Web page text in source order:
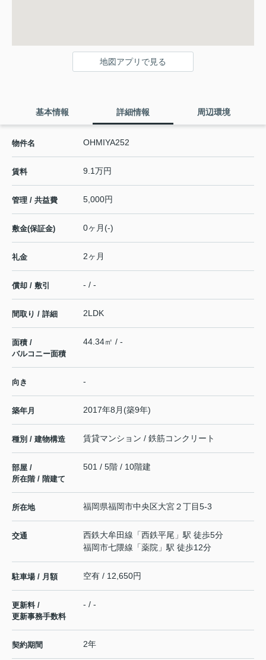
地図アプリで見る
基本情報 詳細情報 周辺環境
物件名 OHMIYA252
賃料 9.1万円
管理 / 共益費 5,000円
敷金(保証金) 0ヶ月(-)
礼金 2ヶ月
償却 / 敷引 - / -
間取り / 詳細 2LDK
面積 /
バルコニー面積
44.34㎡ / -
向き -
築年月 2017年8月(築9年)
種別 / 建物構造 賃貸マンション / 鉄筋コンクリート
部屋 /
所在階 / 階建て
501 / 5階 / 10階建
所在地 福岡県福岡市中央区大宮２丁目5-3
交通 西鉄大牟田線 「西鉄平尾 」駅 徒歩5分
福岡市七隈線 「薬院 」駅 徒歩12分
駐車場 / 月額 空有 / 12,650円
更新料 /
更新事務手数料
- / -
契約期間 2年